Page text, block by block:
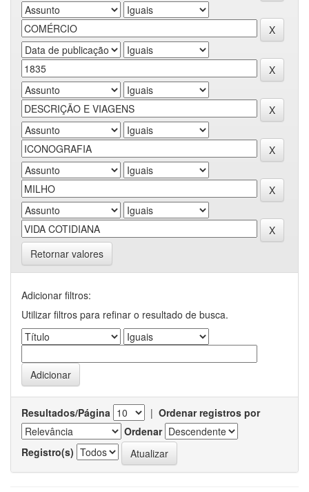
Retornar valores
Adicionar filtros:
Utilizar filtros para refinar o resultado de busca.
Resultados/Página | Ordenar registros por
Ordenar
Registro(s)